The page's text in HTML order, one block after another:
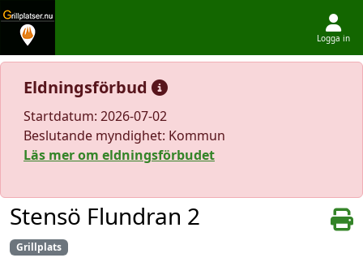
Hoppa till innehållet
Logga in
Eldningsförbud
Startdatum: 2026-07-02
Beslutande myndighet: Kommun
Läs mer om eldningsförbudet
Stensö Flundran 2
Grillplats